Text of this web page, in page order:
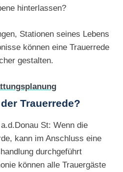
hinterlassen?
Stationen seines Lebens
können eine Trauerrede
gestalten.
Trauerrede?
St: Wenn die
kann im Anschluss eine
durchgeführt
können alle Trauergäste